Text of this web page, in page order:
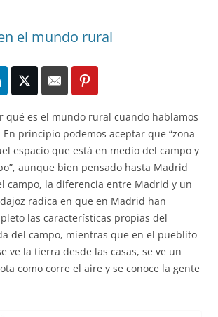
el mundo rural
qué es el mundo rural cuando hablamos
principio podemos aceptar que “zona
espacio que está en medio del campo y
aunque bien pensado hasta Madrid
campo, la diferencia entre Madrid y un
radica en que en Madrid han
las características propias del
del campo, mientras que en el pueblito
ve la tierra desde las casas, se ve un
como corre el aire y se conoce la gente